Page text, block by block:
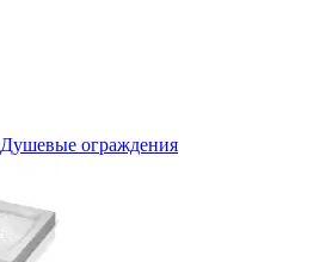
Душевые ограждения